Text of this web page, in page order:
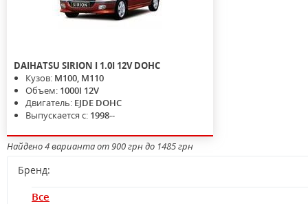
DAIHATSU SIRION I 1.0I 12V DOHC
Кузов: M100, M110
Объем: 1000I 12V
Двигатель: EJDE DOHC
Выпускается с: 1998--
Найдено 4 варианта от 900 грн до 1485 грн
Бренд:
Все